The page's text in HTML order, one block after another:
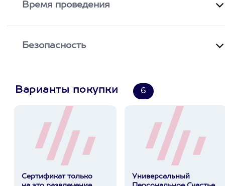
Время проведения
Безопасность
Варианты покупки 6
Сертификат только
Универсальный